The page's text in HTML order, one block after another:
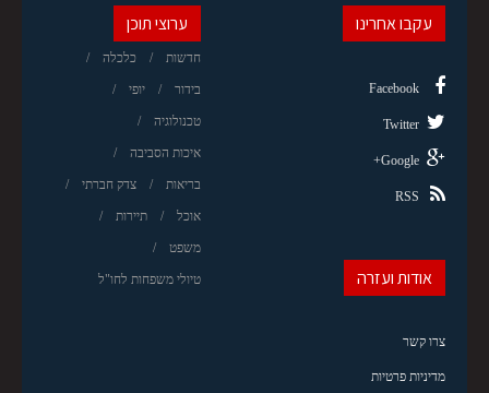
ערוצי תוכן
חדשות כלכלה
בידור יופי
טכנולוגיה
איכות הסביבה
בריאות צדק חברתי
אוכל תיירות
משפט
טיולי משפחות לחו"ל
עקבו אחרינו
Facebook
Twitter
Google+
RSS
אודות ועזרה
צרו קשר
מדיניות פרטיות